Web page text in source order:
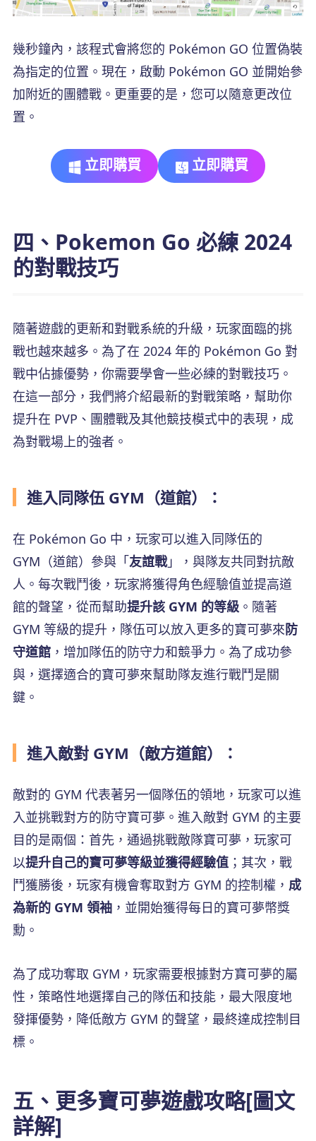
幾秒鐘內，該程式會將您的 Pokémon GO 位置偽裝
為指定的位置。現在，啟動 Pokémon GO 並開始參
加附近的團體戰。更重要的是，您可以隨意更改位
置。
立即購買 立即購買
四、Pokemon Go 必練 2024
的對戰技巧
隨著遊戲的更新和對戰系統的升級，玩家面臨的挑
戰也越來越多。為了在 2024 年的 Pokémon Go 對
戰中佔據優勢，你需要學會一些必練的對戰技巧。
在這一部分，我們將介紹最新的對戰策略，幫助你
提升在 PVP、團體戰及其他競技模式中的表現，成
為對戰場上的強者。
進入同隊伍 GYM（道館）：
在 Pokémon Go 中，玩家可以進入同隊伍的
GYM（道館）參與「友誼戰」，與隊友共同對抗敵
人。每次戰鬥後，玩家將獲得角色經驗值並提高道
館的聲望，從而幫助提升該 GYM 的等級 。隨著
GYM 等級的提升，隊伍可以放入更多的寶可夢來防
守道館 ，增加隊伍的防守力和競爭力。為了成功參
與，選擇適合的寶可夢來幫助隊友進行戰鬥是關
鍵。
進入敵對 GYM（敵方道館）：
敵對的 GYM 代表著另一個隊伍的領地，玩家可以進
入並挑戰對方的防守寶可夢。進入敵對 GYM 的主要
目的是兩個：首先，通過挑戰敵隊寶可夢，玩家可
以提升自己的寶可夢等級並獲得經驗值 ；其次，戰
鬥獲勝後，玩家有機會奪取對方 GYM 的控制權， 成
為新的 GYM 領袖 ，並開始獲得每日的寶可夢幣獎
勳。
為了成功奪取 GYM，玩家需要根據對方寶可夢的屬
性，策略性地選擇自己的隊伍和技能，最大限度地
發揮優勢，降低敵方 GYM 的聲望，最終達成控制目
標。
五、更多寶可夢遊戲攻略[圖文
詳解]